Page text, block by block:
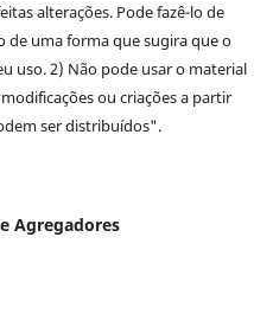
alterações. Pode fazê-lo de
de uma forma que sugira que o
uso. 2) Não pode usar o material
ou criações a partir
ser distribuídos".
Agregadores